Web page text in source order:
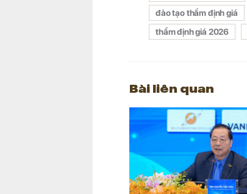
đào tạo thẩm định giá
thẩm định giá 2026
Bài liên quan